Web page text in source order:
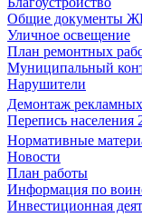
Общие документы
Уличное освещение
План ремонтных
Муниципальный
Нарушители
Демонтаж
Перепись населения
Нормативные
Новости
План работы
Информация по
Инвестиционная